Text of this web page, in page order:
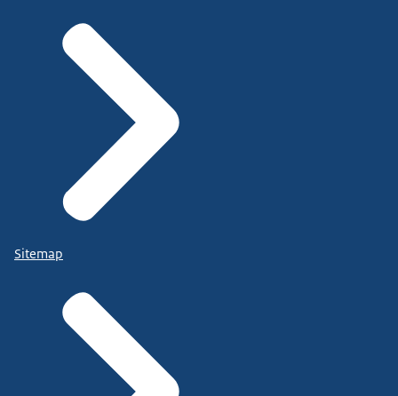
Sitemap